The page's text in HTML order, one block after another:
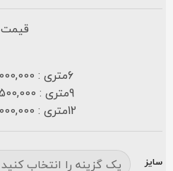
قیمت
6متری : 12,000,000 تومان
9متری : 17,500,000 تومان
12متری : 22,000,000 تومان
سایز